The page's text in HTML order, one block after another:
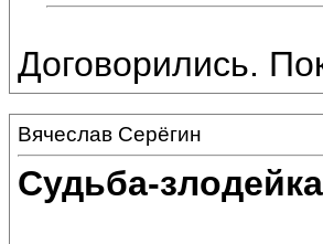
Договорились.
Вячеслав Серёгин
Судьба-злодейка